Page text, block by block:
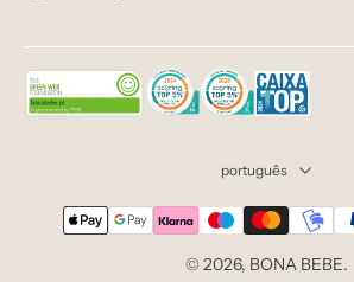
português
© 2026, BONA BEBE.